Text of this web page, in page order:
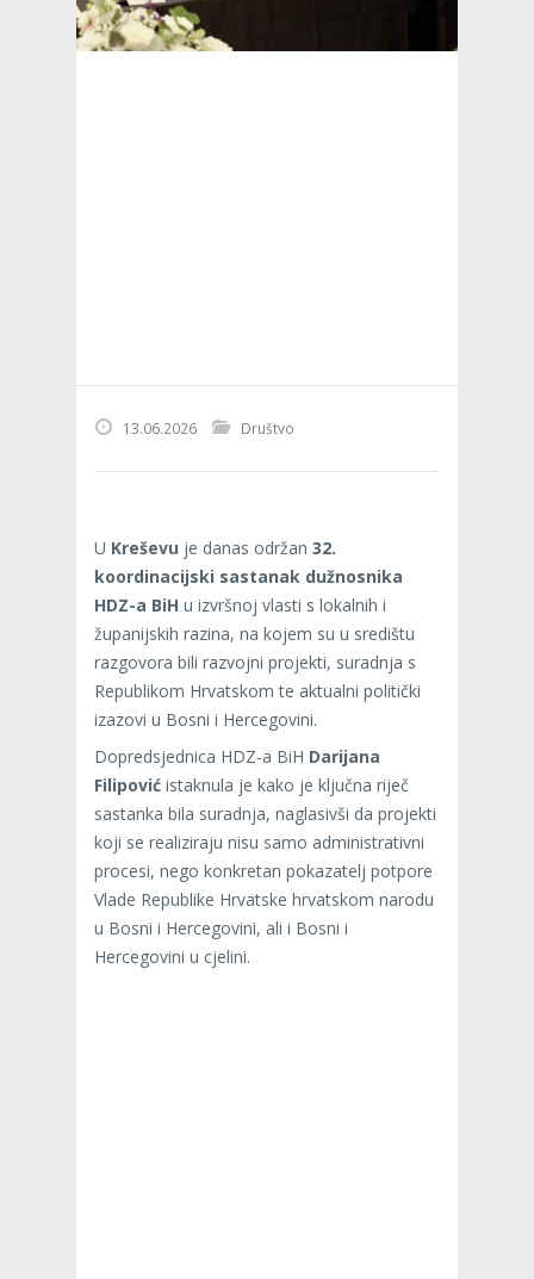
13.06.2026 Društvo
U Kreševu je danas održan 32.
koordinacijski sastanak dužnosnika
HDZ-a BiH u izvršnoj vlasti s lokalnih i
županijskih razina, na kojem su u središtu
razgovora bili razvojni projekti, suradnja s
Republikom Hrvatskom te aktualni politički
izazovi u Bosni i Hercegovini.
Dopredsjednica HDZ-a BiH Darijana
Filipović istaknula je kako je ključna riječ
sastanka bila suradnja, naglasivši da projekti
koji se realiziraju nisu samo administrativni
procesi, nego konkretan pokazatelj potpore
Vlade Republike Hrvatske hrvatskom narodu
u Bosni i Hercegovini, ali i Bosni i
Hercegovini u cjelini.